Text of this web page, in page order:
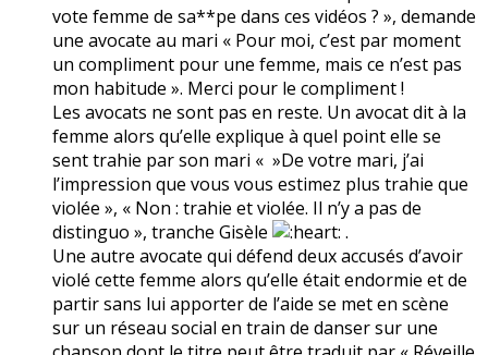
vote femme de sa**pe dans ces vidéos ? », demande
une avocate au mari « Pour moi, c’est par moment
un compliment pour une femme, mais ce n’est pas
mon habitude ». Merci pour le compliment !
Les avocats ne sont pas en reste. Un avocat dit à la
femme alors qu’elle explique à quel point elle se
sent trahie par son mari « »De votre mari, j’ai
l’impression que vous vous estimez plus trahie que
violée », « Non : trahie et violée. Il n’y a pas de
distinguo », tranche Gisèle
.
Une autre avocate qui défend deux accusés d’avoir
violé cette femme alors qu’elle était endormie et de
partir sans lui apporter de l’aide se met en scène
sur un réseau social en train de danser sur une